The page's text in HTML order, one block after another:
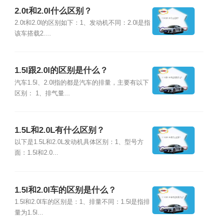
2.0t和2.0l什么区别？
2.0t和2.0l的区别如下：1、发动机不同：2.0l是指
该车搭载2....
1.5l跟2.0l的区别是什么？
汽车1.5l、2.0l指的都是汽车的排量，主要有以下
区别： 1、排气量...
1.5L和2.0L有什么区别？
以下是1.5L和2.0L发动机具体区别：1、型号方
面：1.5l和2.0...
1.5l和2.0l车的区别是什么？
1.5l和2.0l车的区别是：1、排量不同：1.5l是指排
量为1.5l...